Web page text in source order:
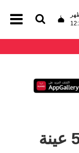
بلدية دبي تفحص 518 عينة